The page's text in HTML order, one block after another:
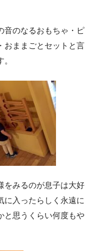
のなるおもちゃ・ピ
おままごとセットと言
をみるのが息子は大好
に入ったらしく永遠に
と思うくらい何度もや